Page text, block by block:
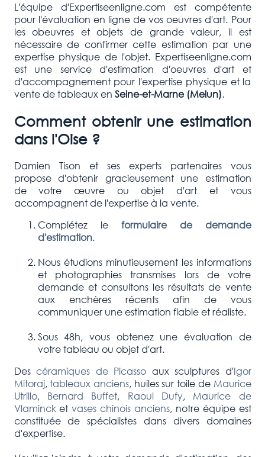
L'équipe d'Expertiseenligne.com est compétente
pour l'évaluation en ligne de vos oeuvres d'art. Pour
les obeuvres et objets de grande valeur, il est
nécessaire de confirmer cette estimation par une
expertise physique de l'objet. Expertiseenligne.com
est une service d'estimation d'oeuvres d'art et
d'accompagnement pour l'expertise physique et la
vente de tableaux en Seine-et-Marne(Melun).
Comment obtenir une estimation
dans l'Oise ?
Damien Tison et ses experts partenaires vous
propose d'obtenir gracieusement une estimation
de votre œuvre ou objet d'art et vous
accompagnent de l'expertise à la vente.
Complétez le formulaire de demande
d'estimation.
Nous étudions minutieusement les informations
et photographies transmises lors de votre
demande et consultons les résultats de vente
aux enchères récents afin de vous
communiquer une estimation fiable et réaliste.
Sous 48h, vous obtenez une évaluation de
votre tableau ou objet d'art.
Des céramiques de Picasso aux sculptures d'Igor
Mitoraj,tableaux anciens, huiles sur toile de Maurice
Utrillo, Bernard Buffet, Raoul Dufy, Maurice de
Vlamincketvases chinois anciens, notre équipe est
constituée de spécialistes dans divers domaines
d'expertise.